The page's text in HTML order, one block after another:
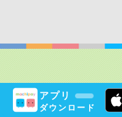
アプリ
ダウンロード